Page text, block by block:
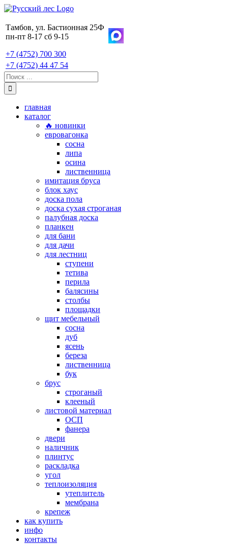
Skip
content
Тамбов, ул. Бастионная 25Ф
пн-пт 8-17 сб 9-15
+7 (4752) 700 300
+7 (4752) 44 47 54
Поиск:
главная
каталог
🔥 новинки
евровагонка
сосна
липа
осина
лиственница
имитация бруса
блок хаус
доска пола
доска сухая строганая
палубная доска
планкен
для бани
для дачи
для лестниц
ступени
тетива
перила
балясины
столбы
площадки
щит мебельный
сосна
дуб
ясень
береза
лиственница
бук
брус
строганый
клееный
листовой материал
ОСП
фанера
двери
наличник
плинтус
раскладка
угол
теплоизоляция
утеплитель
мембрана
крепеж
как купить
инфо
контакты